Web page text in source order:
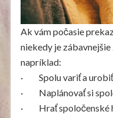
Ak vám počasie
niekedy je
napríklad:
· Spolu variť a urobiť
· Naplánovať si
· Hrať spoločenské